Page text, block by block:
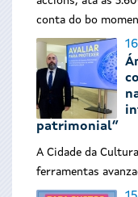
conta do bo
patrimonial”
A Cidade da
ferramentas